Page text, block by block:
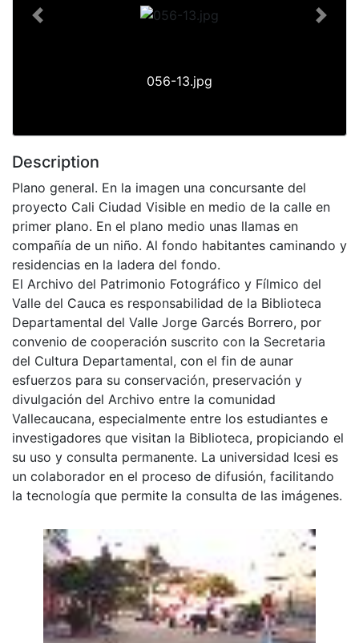
056-13.jpg
Previous Next
Description
Plano general. En la imagen una concursante del
proyecto Cali Ciudad Visible en medio de la calle en
primer plano. En el plano medio unas llamas en
compañía de un niño. Al fondo habitantes caminando y
residencias en la ladera del fondo.
El Archivo del Patrimonio Fotográfico y Fílmico del
Valle del Cauca es responsabilidad de la Biblioteca
Departamental del Valle Jorge Garcés Borrero, por
convenio de cooperación suscrito con la Secretaria
del Cultura Departamental, con el fin de aunar
esfuerzos para su conservación, preservación y
divulgación del Archivo entre la comunidad
Vallecaucana, especialmente entre los estudiantes e
investigadores que visitan la Biblioteca, propiciando el
su uso y consulta permanente. La universidad Icesi es
un colaborador en el proceso de difusión, facilitando
la tecnología que permite la consulta de las imágenes.